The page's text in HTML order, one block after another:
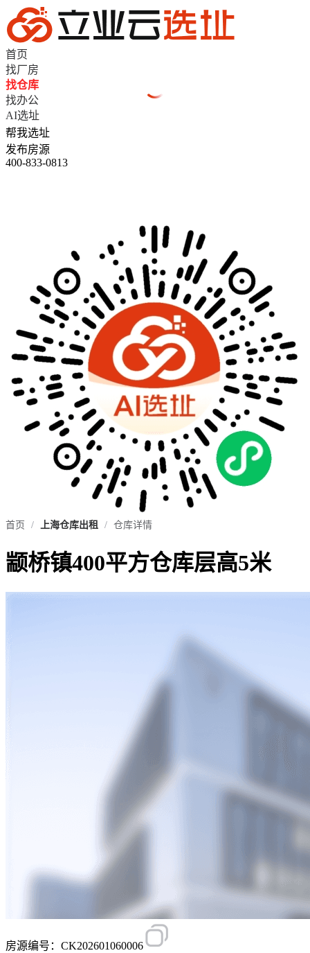
首页
找厂房
找仓库
找办公
AI选址
帮我选址
发布房源
400-833-0813
首页 / 上海仓库出租 / 仓库详情
颛桥镇400平方仓库层高5米
房源编号：CK202601060006